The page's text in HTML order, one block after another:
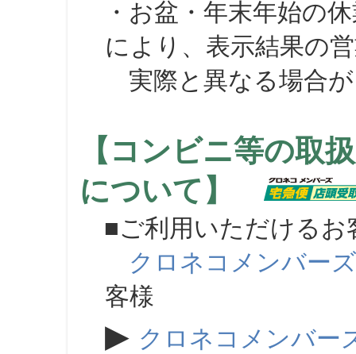
・お盆・年末年始の
により、表示結果の
実際と異なる場合が
【コンビニ等の取
について】
■ご利用いただけるお
クロネコメンバーズ
客様
▶ クロネコメンバー